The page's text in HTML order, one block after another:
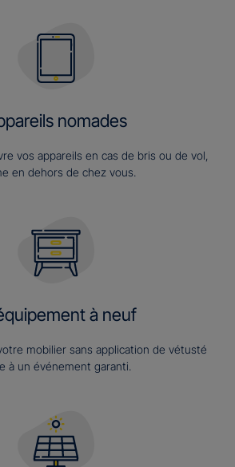
nomades
vos appareils en cas de bris ou de vol,
en dehors de chez vous.
à neuf
mobilier sans application de vétusté
à un événement garanti.